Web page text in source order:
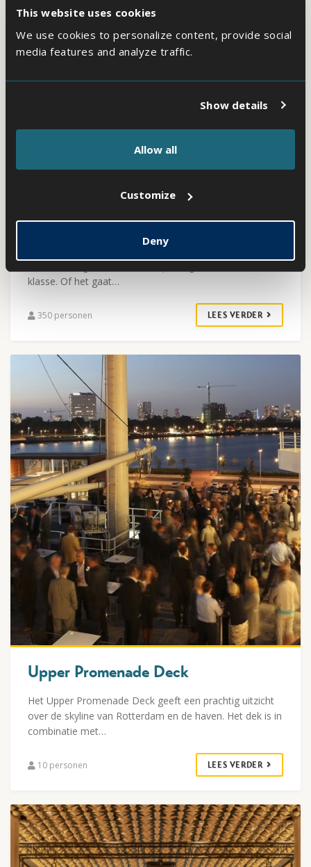
This website uses cookies
We use cookies to personalize content, provide social
media features and analyze traffic.
Show details
Allow all
Customize
Deny
Odyssee Room
De Odyssee Room is één van de voormalig dinerzalen
klasse. Of het gaat…
350 personen LEES VERDER
Upper Promenade Deck
Het Upper Promenade Deck geeft een prachtig uitzicht
over de skyline van Rotterdam en de haven. Het dek is in
combinatie met…
10 personen LEES VERDER